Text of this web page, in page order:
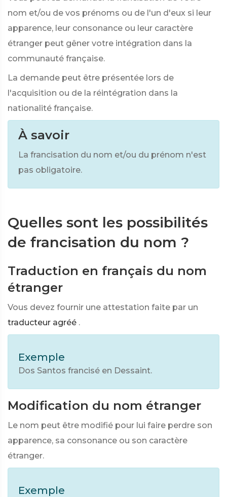
nom et/ou de vos prénoms ou de l'un d'eux si leur
apparence, leur consonance ou leur caractère
étranger peut gêner votre intégration dans la
communauté française.
La demande peut être présentée lors de
l'acquisition ou de la réintégration dans la
nationalité française.
À savoir
La francisation du nom et/ou du prénom n'est
pas obligatoire.
Quelles sont les possibilités
de francisation du nom ?
Traduction en français du nom
étranger
Vous devez fournir une attestation faite par un
traducteur agréé .
Exemple
Dos Santos francisé en Dessaint.
Modification du nom étranger
Le nom peut être modifié pour lui faire perdre son
apparence, sa consonance ou son caractère
étranger.
Exemple